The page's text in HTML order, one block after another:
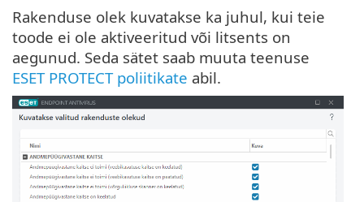
Rakenduse olek kuvatakse ka juhul, kui teie
toode ei ole aktiveeritud või litsents on
aegunud. Seda sätet saab muuta teenuse
ESET PROTECT poliitikate abil.